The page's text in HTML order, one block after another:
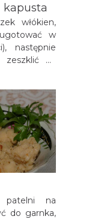
kapusta
włókien,
w
następnie
na
pietruszkę.
smalcu z
dusić do
Podawać z
patelni na
do garnka,